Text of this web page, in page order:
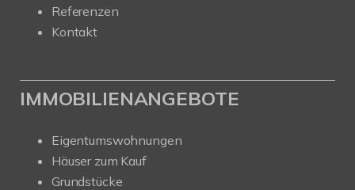
Referenzen
Kontakt
IMMOBILIENANGEBOTE
Eigentumswohnungen
Häuser zum Kauf
Grundstücke